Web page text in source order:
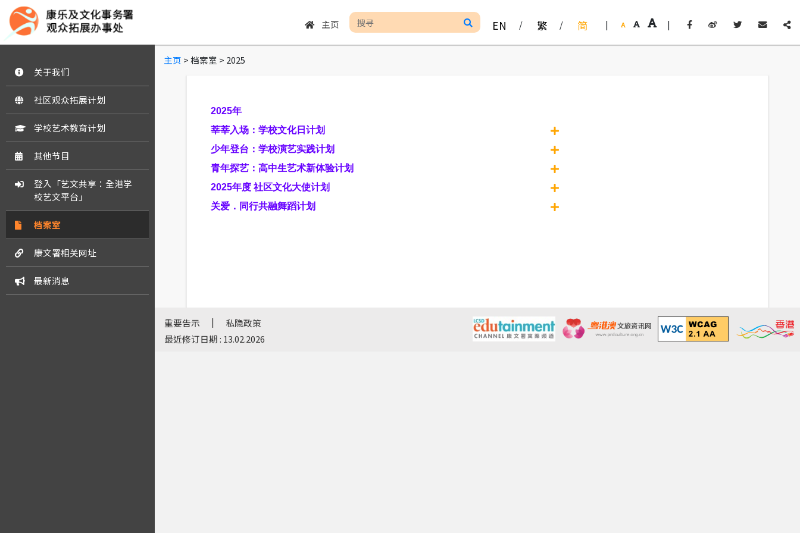
|
|
简
/
繁
/
EN
主页
关于我们
社区观众拓展计划
学校艺术教育计划
其他节目
登入「艺文共享：全港学
校艺文平台」
档案室
康文署相关网址
最新消息
主页 > 档案室 > 2025
2025年
莘莘入场：学校文化日计划
少年登台：学校演艺实践计划
青年探艺：高中生艺术新体验计划
2025年度 社区文化大使计划
关爱．同行共融舞蹈计划
重要告示 |
私隐政策
最近修订日期 : 13.02.2026